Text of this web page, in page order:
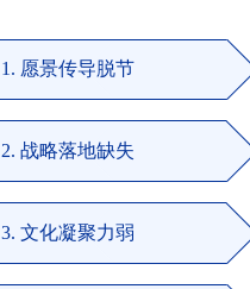
1. 愿景传导脱节
2. 战略落地缺失
3. 文化凝聚力弱